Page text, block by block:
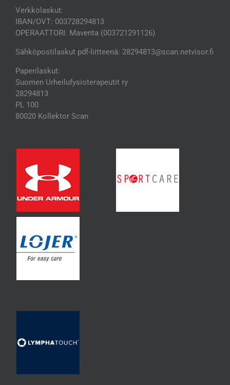
Verkkolaskut:
IBAN/OVT: 003728294813
OPERAATTORI: Maventa (003721291126)
Sähköpostilaskut pdf-liitteenä: 28294813@scan.netvisor.fi
Paperilaskut:
Suomen Urheilufysioterapeutit ry
28294813
PL 100
80020 Kollektor Scan